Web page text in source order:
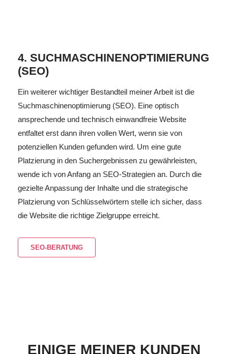
4. SUCHMASCHINENOPTIMIERUNG
(SEO)
Ein weiterer wichtiger Bestandteil meiner Arbeit ist die
Suchmaschinenoptimierung (SEO). Eine optisch
ansprechende und technisch einwandfreie Website
entfaltet erst dann ihren vollen Wert, wenn sie von
potenziellen Kunden gefunden wird. Um eine gute
Platzierung in den Suchergebnissen zu gewährleisten,
wende ich von Anfang an SEO-Strategien an. Durch die
gezielte Anpassung der Inhalte und die strategische
Platzierung von Schlüsselwörtern stelle ich sicher, dass
die Website die richtige Zielgruppe erreicht.
SEO-BERATUNG
EINIGE MEINER KUNDEN